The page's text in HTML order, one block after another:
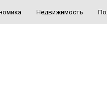
Недвижимость